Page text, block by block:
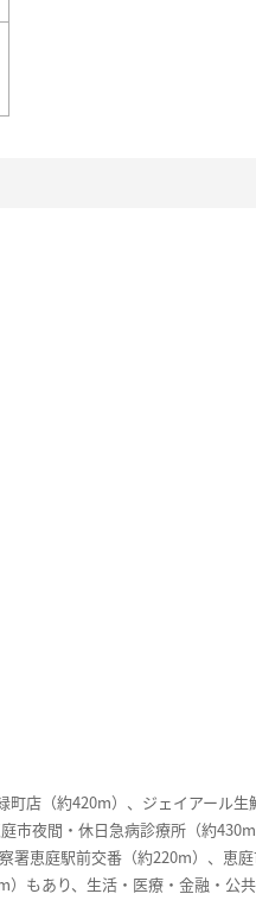
店（約420m）、ジェイアール
市夜間・休日急病診療所（約
恵庭駅前交番（約220m）、恵
もあり、生活・医療・金融・公